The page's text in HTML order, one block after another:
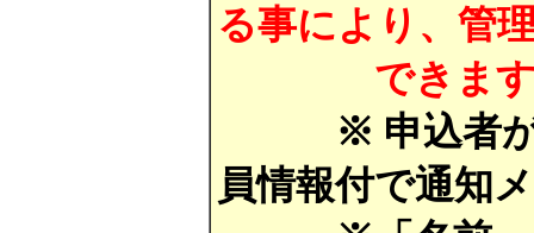
る事により、管
できます
※ 申込者が「
員情報付で通知